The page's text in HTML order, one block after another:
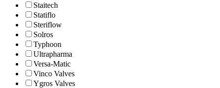
Staitech
Statiflo
Steriflow
Solros
Typhoon
Ultrapharma
Versa-Matic
Vinco Valves
Ygros Valves